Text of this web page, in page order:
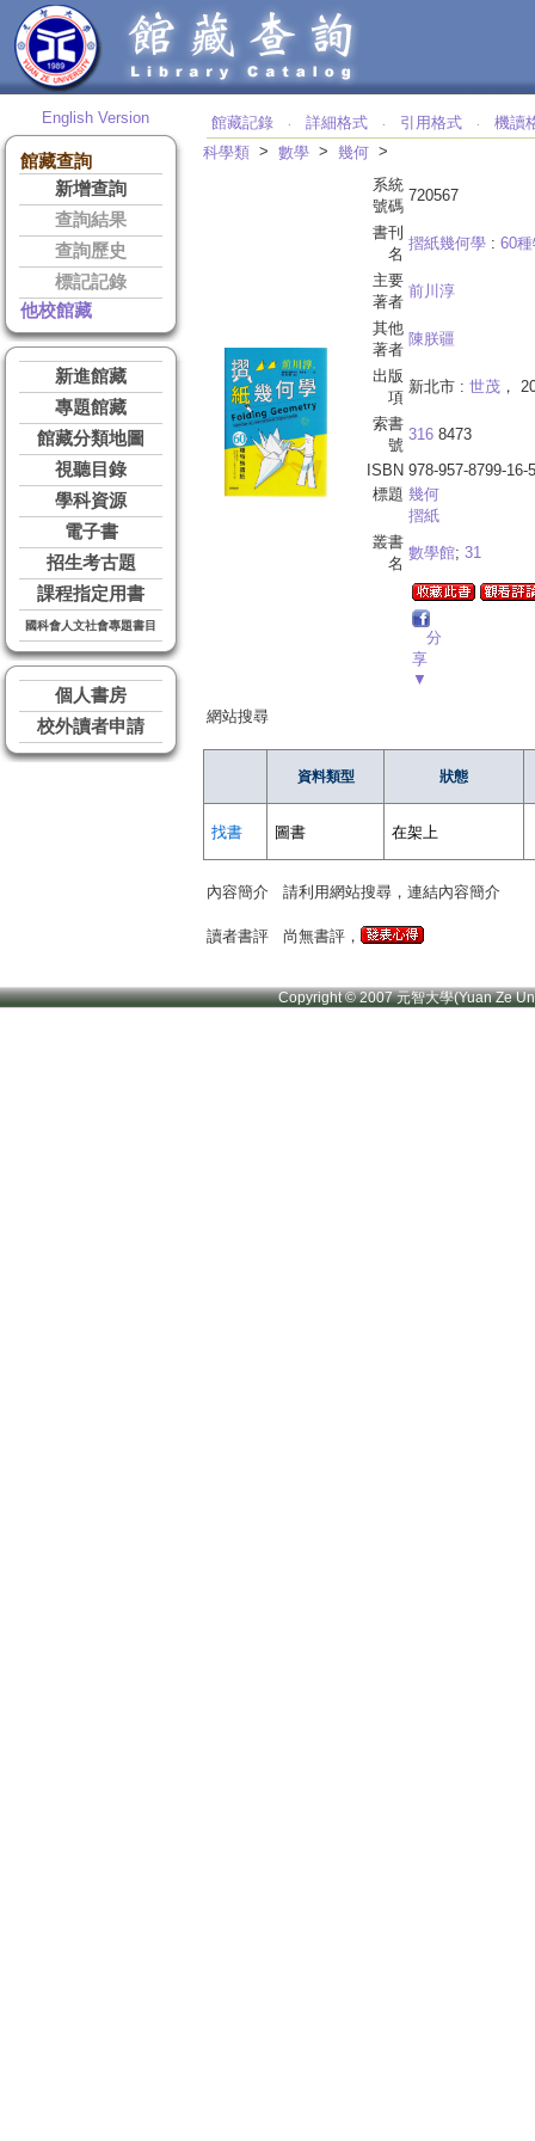
English Version
館藏查詢
新增查詢
查詢結果
查詢歷史
標記記錄
他校館藏
新進館藏
專題館藏
館藏分類地圖
視聽目錄
學科資源
電子書
招生考古題
課程指定用書
國科會人文社會專題書目
個人書房
校外讀者申請
館藏記錄 ‧ 詳細格式 ‧ 引用格式 ‧
機讀
科學類 > 數學 > 幾何 >
系統
號碼
720567
書刊
名
摺紙幾何學 : 60
主要
著者
前川淳
其他
著者
陳朕疆
出版
項
新北市 : 世茂 ，
索書
號
316 8473
ISBN 978-957-8799-16-5
標題 幾何
摺紙
叢書
名
數學館; 31
分
享
▼
網站搜尋
資料類型 狀態
找書 圖書 在架上
內容簡介 請利用網站搜尋，連結內容簡介
讀者書評 尚無書評，
Copyright © 2007 元智大學(Yuan Ze